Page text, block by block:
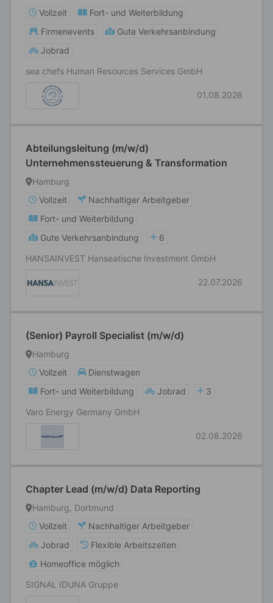
Vollzeit
Fort- und Weiterbildung
Firmenevents
Gute Verkehrsanbindung
Jobrad
sea chefs Human Resources Services GmbH
01.08.2026
Abteilungsleitung (m/w/d)
Unternehmenssteuerung & Transformation
Hamburg
Vollzeit
Nachhaltiger Arbeitgeber
Fort- und Weiterbildung
Gute Verkehrsanbindung
6
HANSAINVEST Hanseatische Investment GmbH
22.07.2026
(Senior) Payroll Specialist (m/w/d)
Hamburg
Vollzeit
Dienstwagen
Fort- und Weiterbildung
Jobrad
3
Varo Energy Germany GmbH
02.08.2026
Chapter Lead (m/w/d) Data Reporting
Hamburg, Dortmund
Vollzeit
Nachhaltiger Arbeitgeber
Jobrad
Flexible Arbeitszeiten
Homeoffice möglich
SIGNAL IDUNA Gruppe